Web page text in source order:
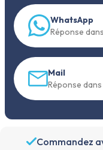
WhatsApp
Réponse
Mail
Réponse
Commandez